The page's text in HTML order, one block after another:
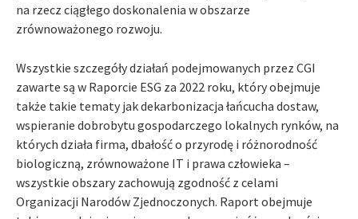
na rzecz ciągłego doskonalenia w obszarze
zrównoważonego rozwoju.
Wszystkie szczegóły działań podejmowanych przez CGI
zawarte są w Raporcie ESG za 2022 roku, który obejmuje
także takie tematy jak dekarbonizacja łańcucha dostaw,
wspieranie dobrobytu gospodarczego lokalnych rynków, na
których działa firma, dbałość o przyrodę i różnorodność
biologiczną, zrównoważone IT i prawa człowieka –
wszystkie obszary zachowują zgodność z celami
Organizacji Narodów Zjednoczonych. Raport obejmuje